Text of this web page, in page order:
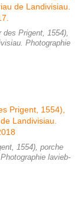
Prigent, 1554),
Photographie
1554), porche
lavieb-